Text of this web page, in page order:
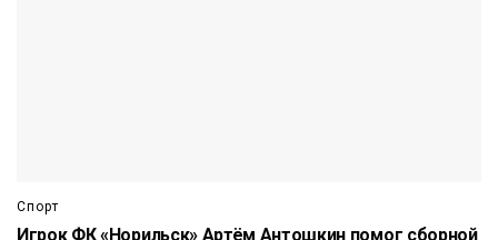
Спорт
Игрок ФК «Норильск» Артём Антошкин помог сборной